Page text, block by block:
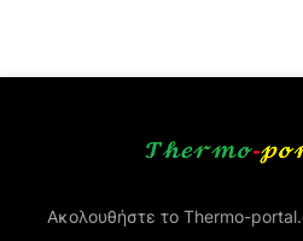
Ακολουθήστε το Thermo-